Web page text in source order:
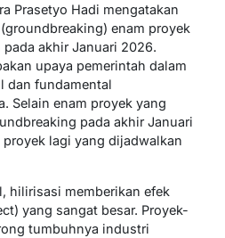
Prasetyo Hadi mengatakan
enam proyek
akhir Januari 2026.
upaya pemerintah dalam
dan fundamental
Selain enam proyek yang
pada akhir Januari
proyek lagi yang dijadwalkan
hilirisasi memberikan efek
yang sangat besar. Proyek-
tumbuhnya industri